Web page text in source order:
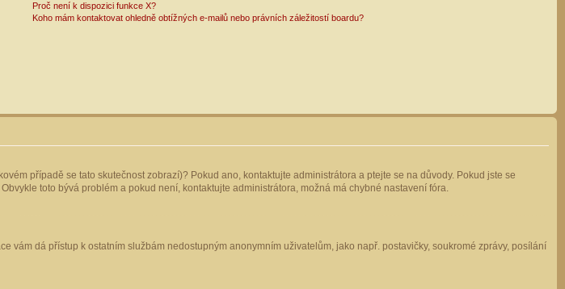
Proč není k dispozici funkce X?
Koho mám kontaktovat ohledně obtížných e-mailů nebo právních záležitostí boardu?
případě se tato skutečnost zobrazí)? Pokud ano, kontaktujte administrátora a ptejte se na důvody. Pokud jste se
toto bývá problém a pokud není, kontaktujte administrátora, možná má chybné nastavení fóra.
dá přístup k ostatním službám nedostupným anonymním uživatelům, jako např. postavičky, soukromé zprávy, posílání